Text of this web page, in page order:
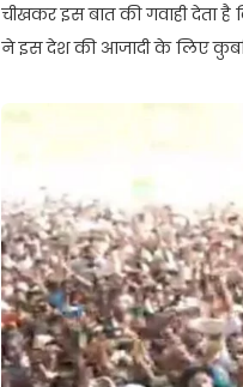
चीखकर इस बात की गवाही देता है
ने इस देश की आजादी के लिए